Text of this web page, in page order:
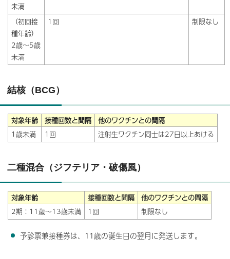
未満
（初回接
種年齢）
2歳～5歳
未満
1回 制限なし
結核（BCG）
対象年齢 接種回数と間隔
他のワクチンとの間隔
1歳未満
1回 注射生ワクチン同士は27日以上あける
二種混合（ジフテリア・破傷風）
対象年齢 接種回数と間隔
他のワクチンとの間隔
2期：11歳～13歳未満
1回 制限なし
予診票兼接種券は、11歳の誕生日の翌月に発送します。